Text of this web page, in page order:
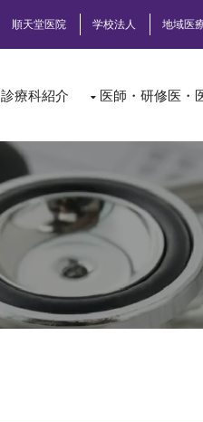
順天堂医院 学校法人 地域医
診療科紹介 医師・研修医・